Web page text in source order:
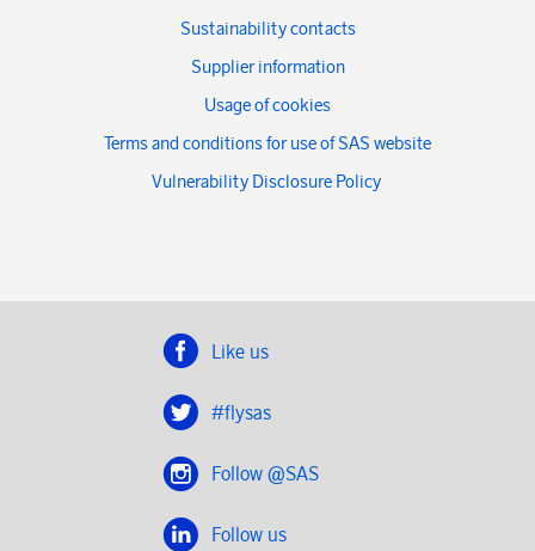
Sustainability contacts
Supplier information
Usage of cookies
Terms and conditions for use of SAS website
Vulnerability Disclosure Policy
Like us
#flysas
Follow @SAS
Follow us